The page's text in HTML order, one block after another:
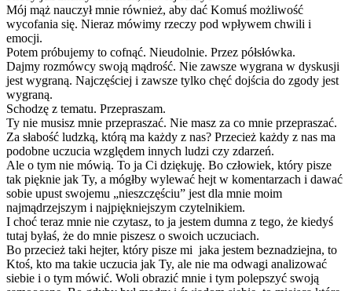
Mój mąż nauczył mnie również, aby dać Komuś możliwość
wycofania się. Nieraz mówimy rzeczy pod wpływem chwili i
emocji.
Potem próbujemy to cofnąć. Nieudolnie. Przez półsłówka.
Dajmy rozmówcy swoją mądrość. Nie zawsze wygrana w dyskusji
jest wygraną. Najczęściej i zawsze tylko chęć dojścia do zgody jest
wygraną.
Schodzę z tematu. Przepraszam.
Ty nie musisz mnie przepraszać. Nie masz za co mnie przepraszać.
Za słabość ludzką, którą ma każdy z nas? Przecież każdy z nas ma
podobne uczucia względem innych ludzi czy zdarzeń.
Ale o tym nie mówią. To ja Ci dziękuję. Bo człowiek, który pisze
tak pięknie jak Ty, a mógłby wylewać hejt w komentarzach i dawać
sobie upust swojemu „nieszczęściu” jest dla mnie moim
najmądrzejszym i najpiękniejszym czytelnikiem.
I choć teraz mnie nie czytasz, to ja jestem dumna z tego, że kiedyś
tutaj byłaś, że do mnie piszesz o swoich uczuciach.
Bo przecież taki hejter, który pisze mi jaka jestem beznadziejna, to
Ktoś, kto ma takie uczucia jak Ty, ale nie ma odwagi analizować
siebie i o tym mówić. Woli obrazić mnie i tym polepszyć swoją